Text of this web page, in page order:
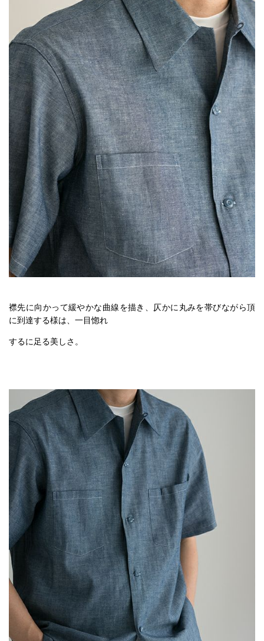
襟先に向かって緩やかな曲線を描き、仄かに丸みを帯びながら頂
に到達する様は、一目惚れ
するに足る美しさ。